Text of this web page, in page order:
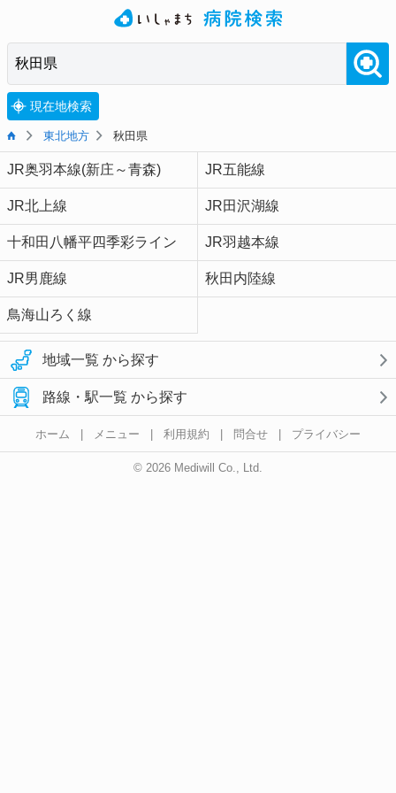
現在地検索
東北地方 秋田県
JR奥羽本線(新庄～青森) JR五能線
JR北上線 JR田沢湖線
十和田八幡平四季彩ライン JR羽越本線
JR男鹿線 秋田内陸線
鳥海山ろく線
地域一覧 から探す
路線・駅一覧 から探す
ホーム | メニュー | 利用規約 | 問合せ | プライバシー
© 2026 Mediwill Co., Ltd.